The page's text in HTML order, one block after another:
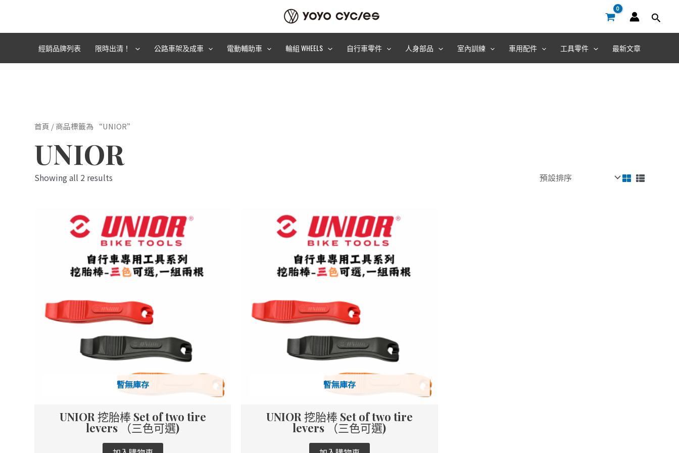
主
經銷品牌列表 限時出清！ 公路車架及成車 電動輔助車 輪組 WHEELS 自行車零件 人身部品 室內訓練 車用配件 工具零件 最新文章
首頁 / 商品標籤為 “UNIOR”
UNIOR
Showing all 2 results
暫無庫存
UNIOR 挖胎棒 Set of two tire
levers （三色可選)
暫無庫存
UNIOR 挖胎棒 Set of two tire
levers （三色可選)